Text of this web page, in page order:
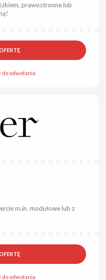
prawostronne lub
do odwołania
m.in. modułowe lub z
do odwołania